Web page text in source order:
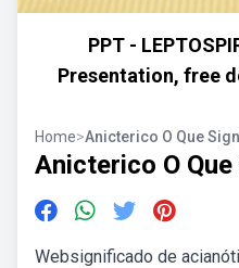
PPT -
Presentation, free
Home>Anicterico O Que
Anicterico O
Websignificado de